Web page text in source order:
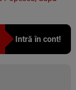
Intră în cont!